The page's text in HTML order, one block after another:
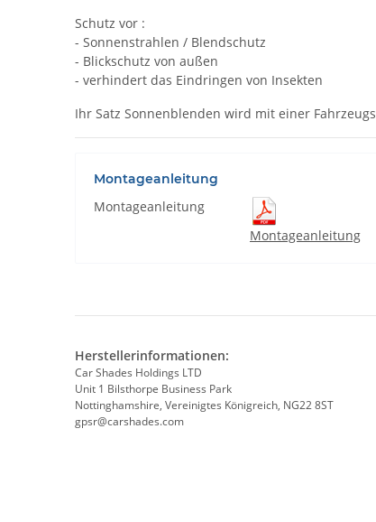
Schutz vor :
- Sonnenstrahlen / Blendschutz
- Blickschutz von außen
- verhindert das Eindringen von Insekten
Ihr Satz Sonnenblenden wird mit einer
Montageanleitung
Montageanleitung
Montageanleitung
Herstellerinformationen:
Car Shades Holdings LTD
Unit 1 Bilsthorpe Business Park
Nottinghamshire, Vereinigtes Königreich, NG22 8ST
gpsr@carshades.com